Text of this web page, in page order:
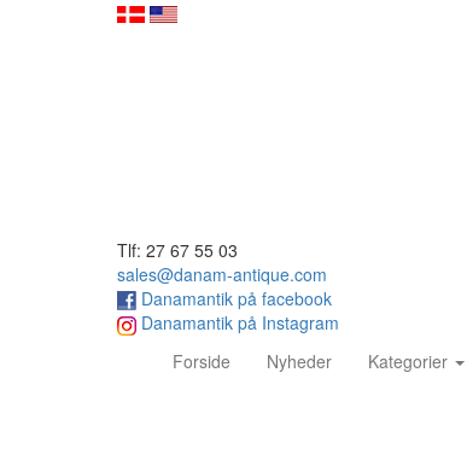
Tlf: 27 67 55 03
sales@danam-antique.com
Danamantik på facebook
Danamantik på Instagram
Forside (current)Nyheder Kategorier